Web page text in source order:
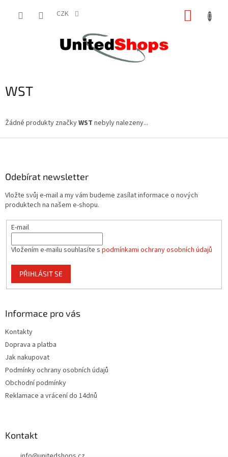
CZK
WST
Žádné produkty značkyWST nebyly nalezeny...
Odebírat newsletter
Vložte svůj e-mail a my vám budeme zasílat informace o nových
produktech na našem e-shopu.
E-mail
Vložením e-mailu souhlasíte s podmínkami ochrany osobních údajů
PŘIHLÁSIT SE
Informace pro vás
Kontakty
Doprava a platba
Jak nakupovat
Podmínky ochrany osobních údajů
Obchodní podmínky
Reklamace a vrácení do 14dnů
Kontakt